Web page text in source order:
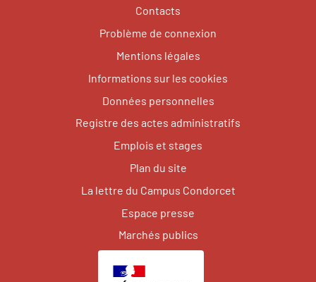
Contacts
Problème de connexion
Mentions légales
Informations sur les cookies
Données personnelles
Registre des actes administratifs
Emplois et stages
Plan du site
La lettre du Campus Condorcet
Espace presse
Marchés publics